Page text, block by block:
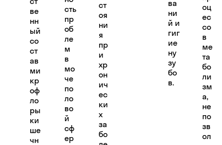
ве
нн
ый
со
ст
ав
ми
кр
оф
ло
ры
ки
ше
чн
сть
пр
об
ле
м
в
мо
че
по
ло
во
й
сф
ер
ст
оя
ни
я
пр
и
хр
он
ич
ес
ки
х
за
бо
ва
ни
й и
гиг
ие
ну
зу
бо
в.
оц
ес
со
в
ме
та
бо
ли
зм
а,
не
по
зв
ол